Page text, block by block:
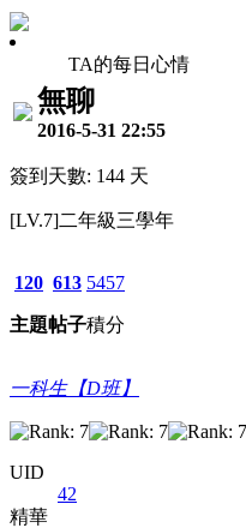
TA的每日心情
無聊
2016-5-31 22:55
簽到天數: 144 天
[LV.7]二年級三學年
120
主題
613
帖子
5457
積分
一科生【D班】
UID
42
精華